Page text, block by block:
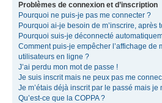
Problèmes de connexion et d’inscription
Pourquoi ne puis-je pas me connecter ?
Pourquoi ai-je besoin de m’inscrire, après
Pourquoi suis-je déconnecté
Comment puis-je empêcher l’affichage de
utilisateurs en ligne ?
J’ai perdu mon mot de passe !
Je suis inscrit mais ne peux pas me
Je m’étais déjà inscrit par le passé mais
Qu’est-ce que la COPPA ?